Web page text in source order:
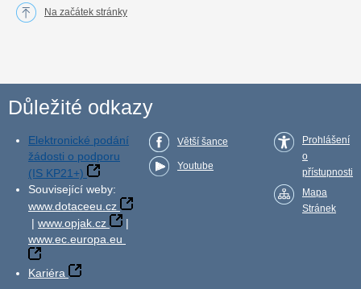
Na začátek stránky
Důležité odkazy
Elektronické podání
žádosti o podporu
(IS KP21+)
Související weby:
www.dotaceeu.cz
| www.opjak.cz
|
www.ec.europa.eu
Kariéra
Větší šance
Youtube
Prohlášení
o
přístupnosti
Mapa
Stránek